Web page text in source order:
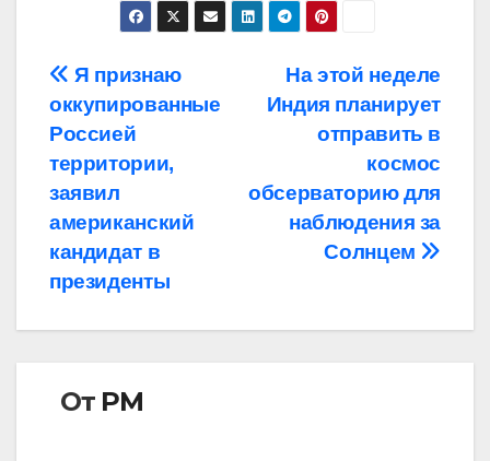
Навигация
по
записям
На этой неделе
Индия планирует
отправить в
космос
обсерваторию для
наблюдения за
Солнцем
Я признаю
оккупированные
Россией
территории,
заявил
американский
кандидат в
президенты
От РМ